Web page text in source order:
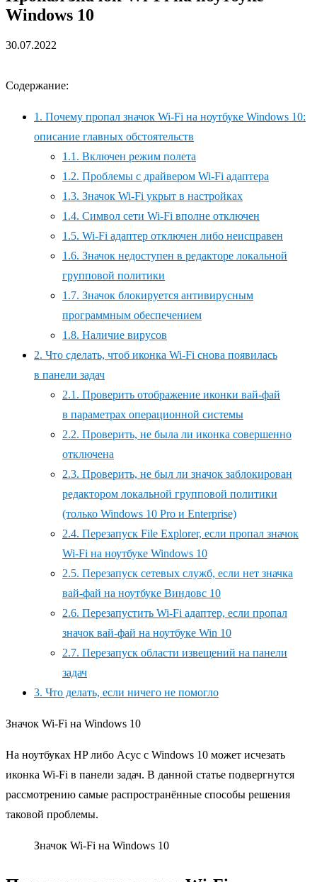
Windows 10
30.07.2022
Содержание:
1. Почему пропал значок Wi-Fi на ноутбуке Windows 10:
описание главных обстоятельств
1.1. Включен режим полета
1.2. Проблемы с драйвером Wi-Fi адаптера
1.3. Значок Wi-Fi укрыт в настройках
1.4. Символ сети Wi-Fi вполне отключен
1.5. Wi-Fi адаптер отключен либо неисправен
1.6. Значок недоступен в редакторе локальной
групповой политики
1.7. Значок блокируется антивирусным
программным обеспечением
1.8. Наличие вирусов
2. Что сделать, чтоб иконка Wi-Fi снова появилась
в панели задач
2.1. Проверить отображение иконки вай-фай
в параметрах операционной системы
2.2. Проверить, не была ли иконка совершенно
отключена
2.3. Проверить, не был ли значок заблокирован
редактором локальной групповой политики
(только Windows 10 Pro и Enterprise)
2.4. Перезапуск File Explorer, если пропал значок
Wi-Fi на ноутбуке Windows 10
2.5. Перезапуск сетевых служб, если нет значка
вай-фай на ноутбуке Виндовс 10
2.6. Перезапустить Wi-Fi адаптер, если пропал
значок вай-фай на ноутбуке Win 10
2.7. Перезапуск области извещений на панели
задач
3. Что делать, если ничего не помогло
Значок Wi-Fi на Windows 10
На ноутбуках HP либо Асус с Windows 10 может исчезать
иконка Wi-Fi в панели задач. В данной статье подвергнутся
рассмотрению самые распространённые способы решения
таковой проблемы.
Значок Wi-Fi на Windows 10